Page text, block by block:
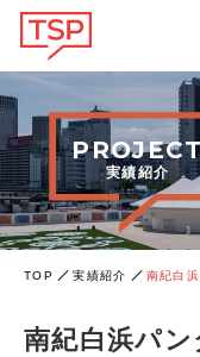
実績紹介
TOP 実績紹介 南紀白
南紀白浜パ